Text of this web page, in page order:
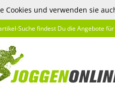
Cookies und verwenden sie
Suche findest Du die Angebote